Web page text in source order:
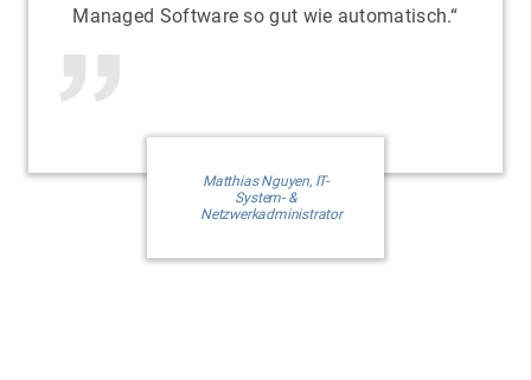
Managed Software so gut wie automatisch.“
Matthias Nguyen, IT-
System- &
Netzwerkadministrator